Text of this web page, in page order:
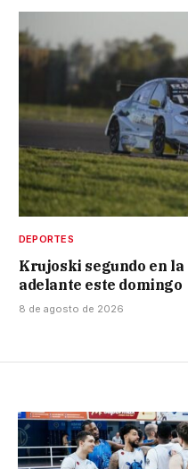
DEPORTES
Krujoski segundo en
adelante este domingo
8 de agosto de 2026